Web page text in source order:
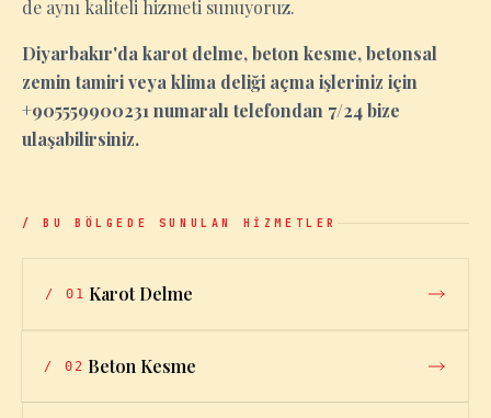
de aynı kaliteli hizmeti sunuyoruz.
Diyarbakır'da karot delme, beton kesme, betonsal
zemin tamiri veya klima deliği açma işleriniz için
+905559900231 numaralı telefondan 7/24 bize
ulaşabilirsiniz.
/ BU BÖLGEDE SUNULAN HİZMETLER
/ 01 Karot Delme
/ 02 Beton Kesme